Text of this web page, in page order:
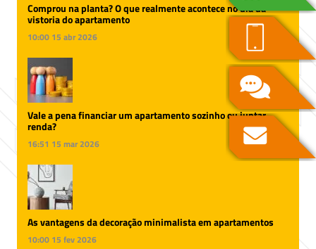
Comprou na planta? O que realmente acontece no dia da
vistoria do apartamento
10:00 15 abr 2026
Vale a pena financiar um apartamento sozinho ou juntar
renda?
16:51 15 mar 2026
As vantagens da decoração minimalista em apartamentos
10:00 15 fev 2026